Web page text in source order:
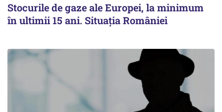
Stocurile de gaze ale Europei, la minimum
în ultimii 15 ani. Situația României